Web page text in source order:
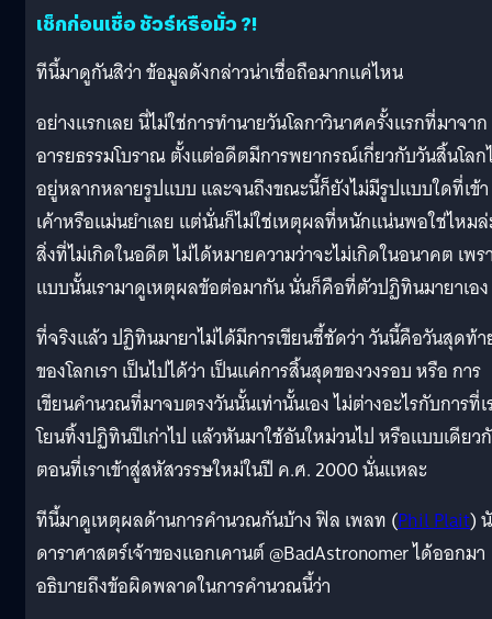
เช็กก่อนเชื่อ ชัวร์หรือมั่ว ?!
ทีนี้มาดูกันสิว่า ข้อมูลดังกล่าวน่าเชื่อถือมากแค่ไหน
อย่างแรกเลย นี่ไม่ใช่การทำนายวันโลกาวินาศครั้งแรกที่มาจาก
อารยธรรมโบราณ ตั้งแต่อดีตมีการพยากรณ์เกี่ยวกับวันสิ้นโลก
อยู่หลากหลายรูปแบบ และจนถึงขณะนี้ก็ยังไม่มีรูปแบบใดที่เข้า
เค้าหรือแม่นยำเลย แต่นั่นก็ไม่ใช่เหตุผลที่หนักแน่นพอใช่ไหม
สิ่งที่ไม่เกิดในอดีต ไม่ได้หมายความว่าจะไม่เกิดในอนาคต เพร
แบบนั้นเรามาดูเหตุผลข้อต่อมากัน นั่นก็คือที่ตัวปฏิทินมายาเอง
ที่จริงแล้ว ปฏิทินมายาไม่ได้มีการเขียนชี้ชัดว่า วันนี้คือวันสุดท้
ของโลกเรา เป็นไปได้ว่า เป็นแค่การสิ้นสุดของวงรอบ หรือ การ
เขียนคำนวณที่มาจบตรงวันนั้นเท่านั้นเอง ไม่ต่างอะไรกับการที่เ
โยนทิ้งปฏิทินปีเก่าไป แล้วหันมาใช้อันใหม่วนไป หรือแบบเดียว
ตอนที่เราเข้าสู่สหัสวรรษใหม่ในปี ค.ศ. 2000 นั่นแหละ
ทีนี้มาดูเหตุผลด้านการคำนวณกันบ้าง ฟิล เพลท (Phil Plait)
ดาราศาสตร์เจ้าของแอกเคานต์ @BadAstronomer ได้ออกมา
อธิบายถึงข้อผิดพลาดในการคำนวณนี้ว่า